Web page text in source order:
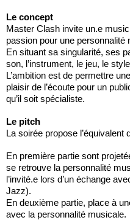
Le concept
Master Clash invite un.e
passion pour une
En situant sa singularité, ses
son, l’instrument, le jeu, le
L’ambition est de permettre
plaisir de l’écoute pour un
qu’il soit spécialiste.
Le pitch
La soirée propose l’équivalent
En première partie sont
se retrouve la personnalité
l’invité.e lors d’un échange
Jazz).
En deuxième partie, place à
avec la personnalité musicale.